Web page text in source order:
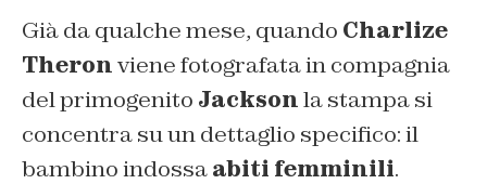
Già da qualche mese, quando Charlize
Theronviene fotografata in compagnia
del primogenito Jacksonla stampa si
concentra su un dettaglio specifico: il
bambino indossaabiti femminili.